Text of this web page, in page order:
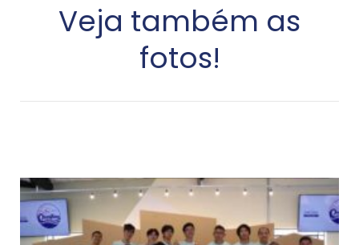
Veja também as
fotos!